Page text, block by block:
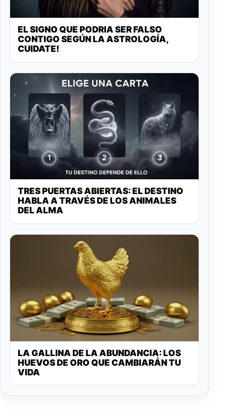
EL SIGNO QUE PODRIA SER FALSO
CONTIGO SEGÚN LA ASTROLOGÍA,
CUIDATE!
TRES PUERTAS ABIERTAS: EL DESTINO
HABLA A TRAVÉS DE LOS ANIMALES
DEL ALMA
LA GALLINA DE LA ABUNDANCIA: LOS
HUEVOS DE ORO QUE CAMBIARÁN TU
VIDA